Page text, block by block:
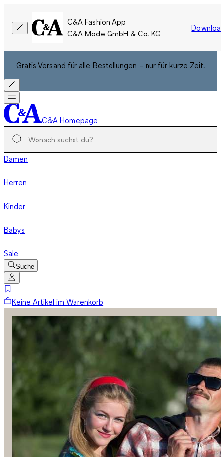
C&A Fashion App
C&A Mode GmbH & Co. KG
Gratis Versand für alle Bestellungen – nur für kurze Zeit.
C&A Homepage
Damen
Herren
Kinder
Babys
Sale
Suche
Keine Artikel im Warenkorb